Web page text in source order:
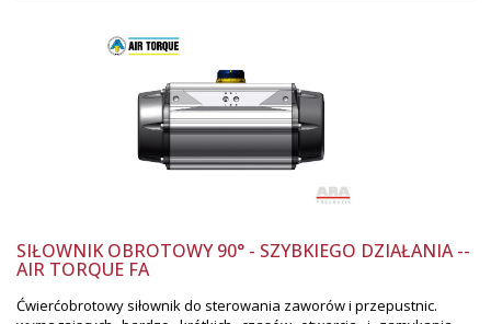
SIŁOWNIK OBROTOWY 90° - SZYBKIEGO DZIAŁANIA --
AIR TORQUE FA
Ćwierćobrotowy siłownik do sterowania zaworów i przepustnic.